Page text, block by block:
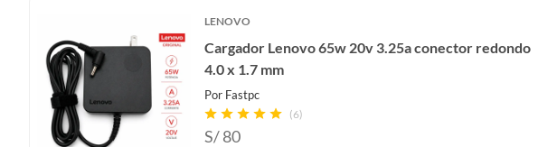
LENOVO
Cargador Lenovo 65w 20v 3.25a conector redondo
4.0 x 1.7 mm
Por Fastpc
(6)
S/80